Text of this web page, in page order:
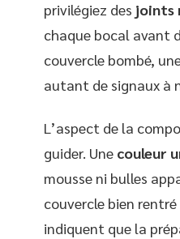
privilégiez des joints
chaque bocal avant
couvercle bombé,
autant de signaux à
L’aspect de la
guider. Une couleur
mousse ni bulles
couvercle bien
indiquent que la